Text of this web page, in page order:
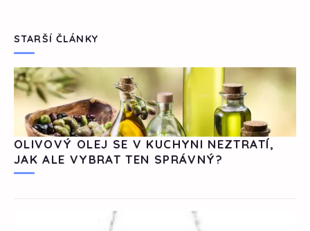
STARŠÍ ČLÁNKY
OLIVOVÝ OLEJ SE V KUCHYNI NEZTRATÍ,
JAK ALE VYBRAT TEN SPRÁVNÝ?